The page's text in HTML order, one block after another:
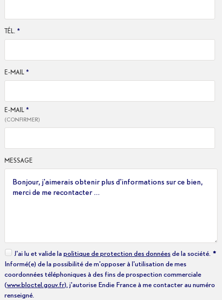
TÉL. *
E-MAIL *
E-MAIL *
(CONFIRMER)
MESSAGE
J'ai lu et valide la politique de protection des donnéesde la société. *
Informé(e) de la possibilité de m'opposer à l'utilisation de mes
coordonnées téléphoniques à des fins de prospection commerciale
(www.bloctel.gouv.fr), j'autorise Endie France à me contacter au numéro
renseigné.